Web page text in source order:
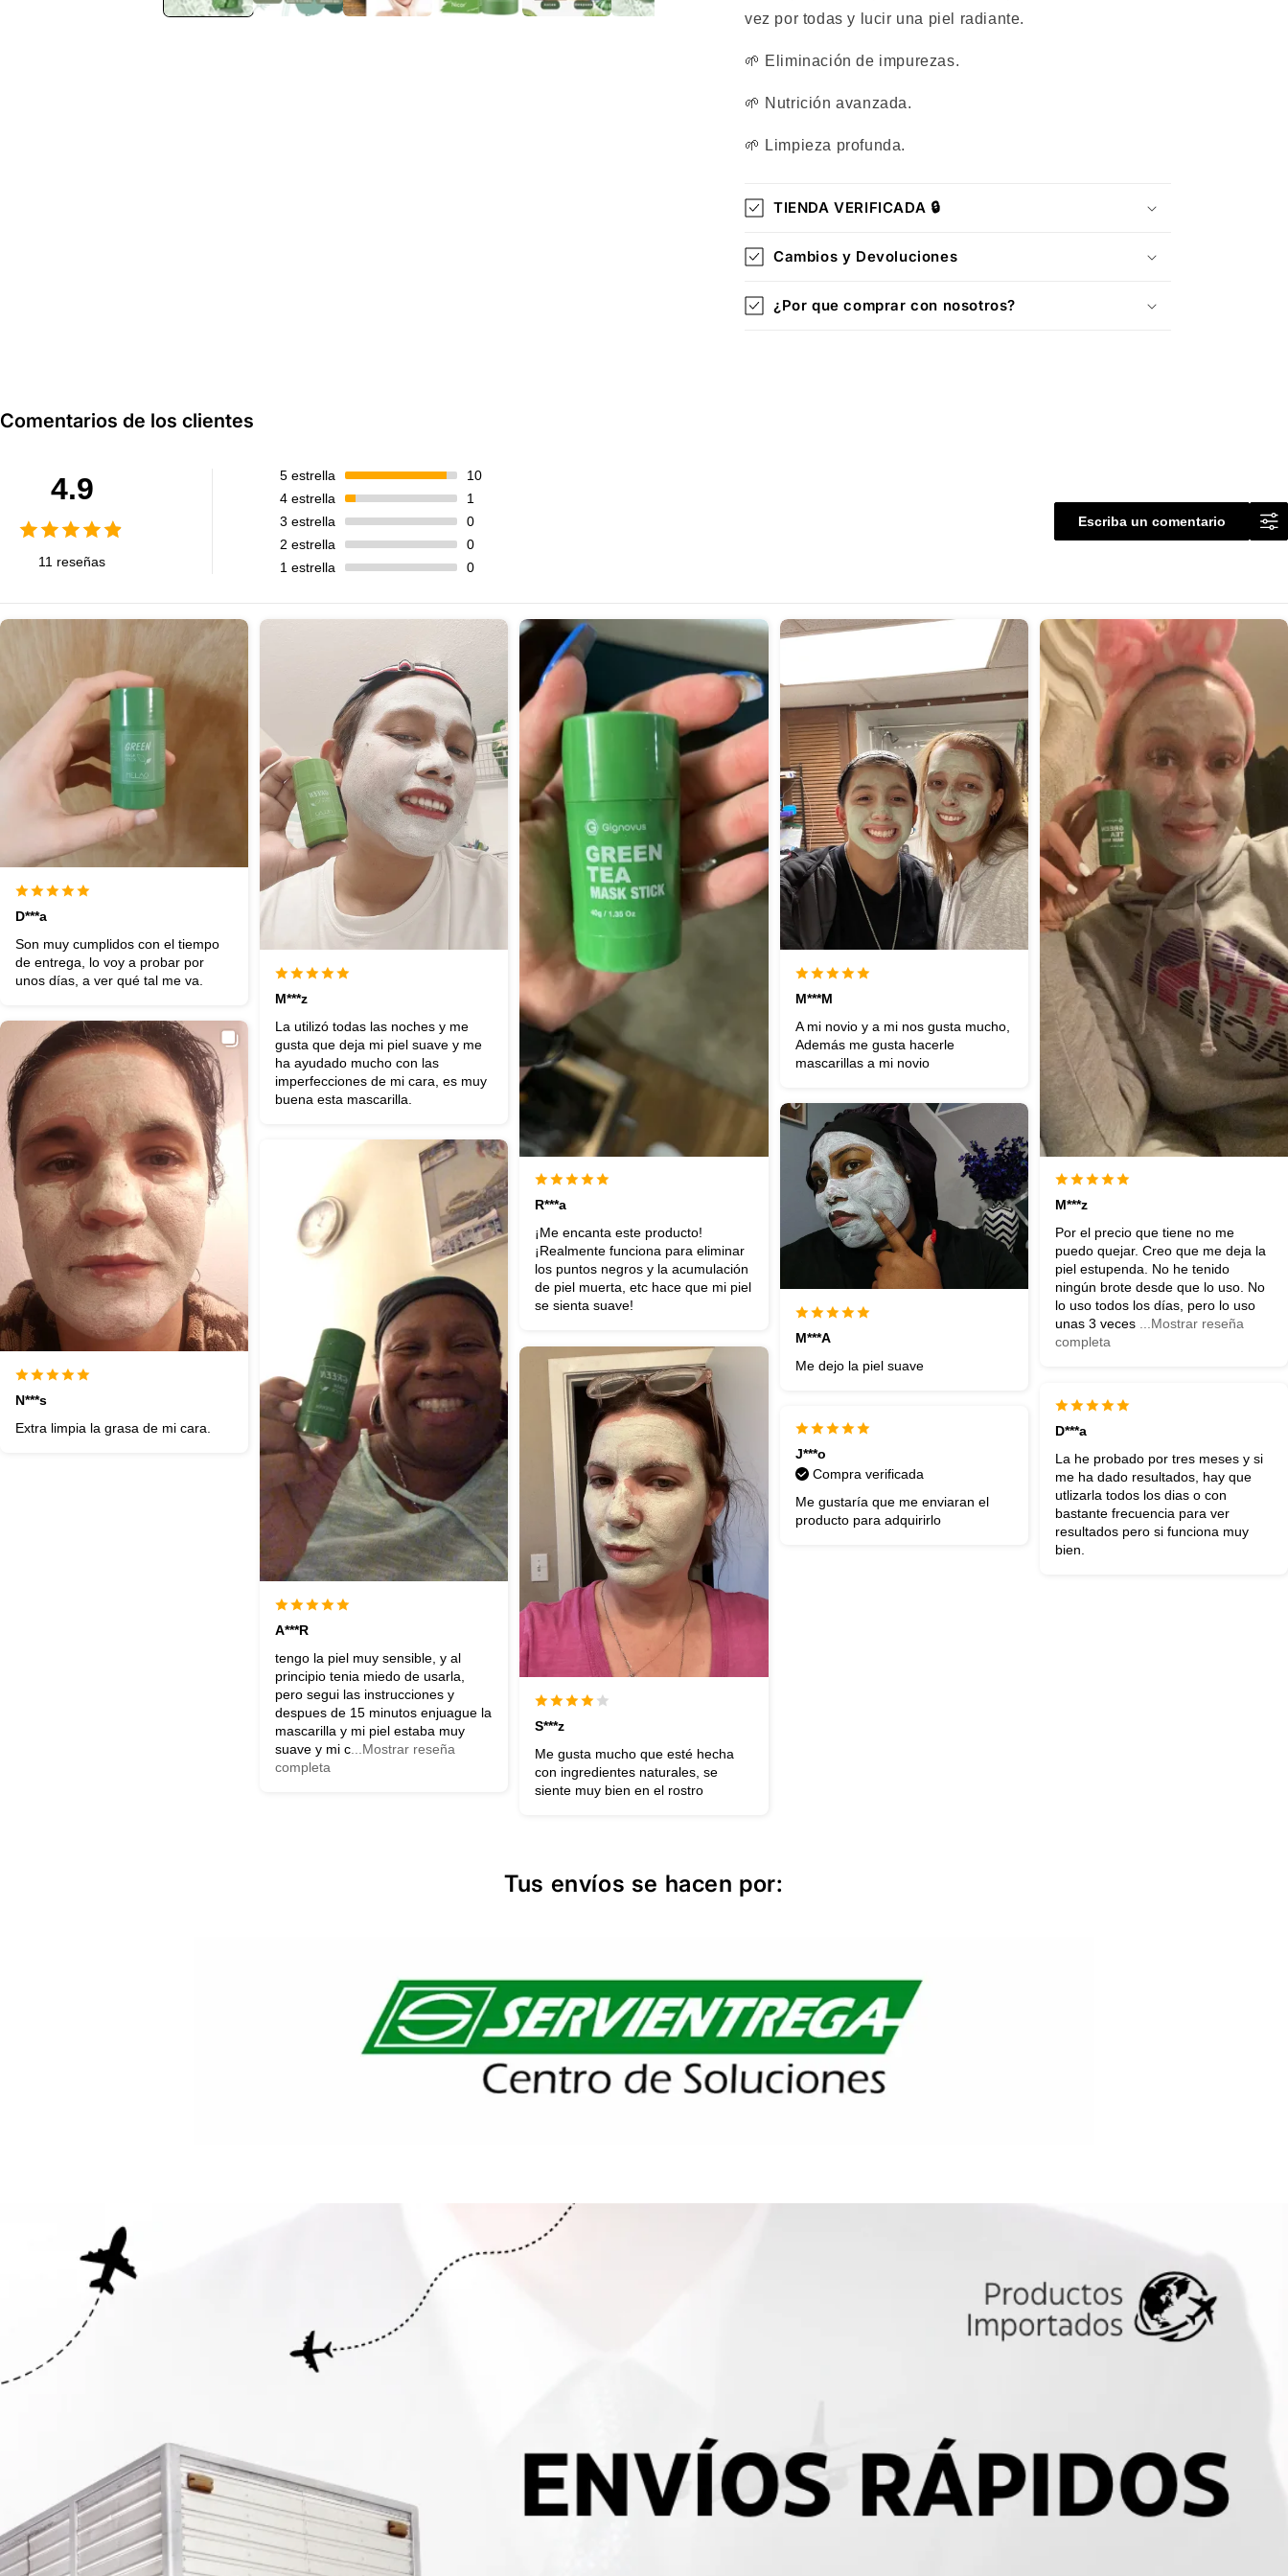
vez por todas y lucir una piel radiante.
🌱 Eliminación de impurezas.
🌱 Nutrición avanzada.
🌱 Limpieza profunda.
TIENDA VERIFICADA 🔒
Cambios y Devoluciones
¿Por que comprar con nosotros?
Comentarios de los clientes
4.9
11 reseñas
5 estrella
10
4 estrella
1
3 estrella
0
2 estrella
0
1 estrella 0
Escriba un comentario
D***a
Son muy cumplidos con el tiempo
de entrega, lo voy a probar por
unos días, a ver qué tal me va.
M***z
La utilizó todas las noches y me
gusta que deja mi piel suave y me
ha ayudado mucho con las
imperfecciones de mi cara, es muy
buena esta mascarilla.
R***a
¡Me encanta este producto!
¡Realmente funciona para eliminar
los puntos negros y la acumulación
de piel muerta, etc hace que mi piel
se sienta suave!
M***M
A mi novio y a mi nos gusta mucho,
Además me gusta hacerle
mascarillas a mi novio
M***z
Por el precio que tiene no me
puedo quejar. Creo que me deja la
piel estupenda. No he tenido
ningún brote desde que lo uso. No
lo uso todos los días, pero lo uso
unas 3 veces ...Mostrar reseña
completa
N***s
Extra limpia la grasa de mi cara.
M***A
Me dejo la piel suave
A***R
tengo la piel muy sensible, y al
principio tenia miedo de usarla,
pero segui las instrucciones y
despues de 15 minutos enjuague la
mascarilla y mi piel estaba muy
suave y mi c ...Mostrar reseña
completa
S***z
Me gusta mucho que esté hecha
con ingredientes naturales, se
siente muy bien en el rostro
D***a
La he probado por tres meses y si
me ha dado resultados, hay que
utlizarla todos los dias o con
bastante frecuencia para ver
resultados pero si funciona muy
bien.
J***o
Compra verificada
Me gustaría que me enviaran el
producto para adquirirlo
Tus envíos se hacen por: